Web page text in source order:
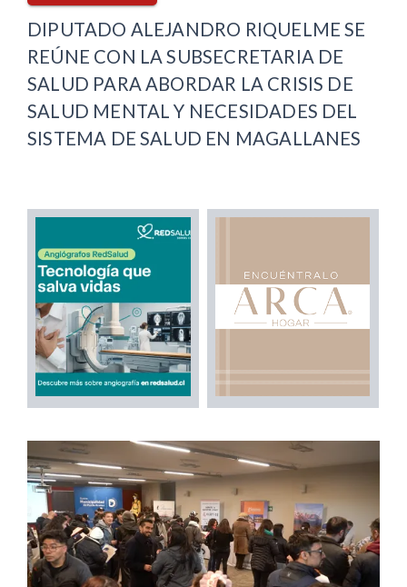
DIPUTADO ALEJANDRO RIQUELME SE
REÚNE CON LA SUBSECRETARIA DE
SALUD PARA ABORDAR LA CRISIS DE
SALUD MENTAL Y NECESIDADES DEL
SISTEMA DE SALUD EN MAGALLANES